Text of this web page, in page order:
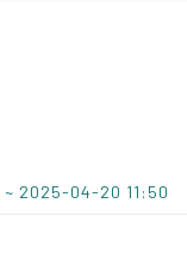
2025-04-20 11:50